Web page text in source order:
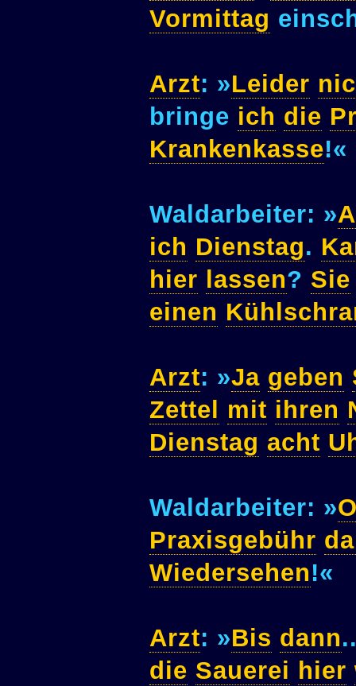
Vormittag
Arzt: »Leider
bringe ich die
Krankenkasse!«
Waldarbeiter: »
ich Dienstag.
hier
lassen? Sie
einen
Arzt: »Ja geben
Zettel
mit ihren
Dienstag acht
Waldarbeiter: »
Praxisgebühr
Wiedersehen!«
Arzt: »Bis dann
die Sauerei hier